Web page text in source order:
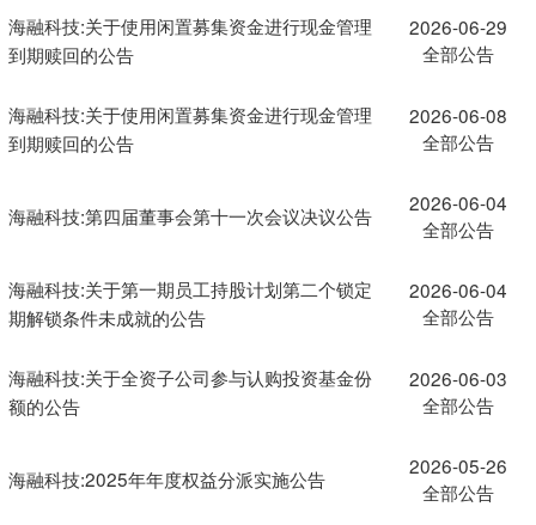
海融科技:关于使用闲置募集资金进行现金管理
到期赎回的公告
2026-06-29
全部公告
海融科技:关于使用闲置募集资金进行现金管理
到期赎回的公告
2026-06-08
全部公告
海融科技:第四届董事会第十一次会议决议公告
2026-06-04
全部公告
海融科技:关于第一期员工持股计划第二个锁定
期解锁条件未成就的公告
2026-06-04
全部公告
海融科技:关于全资子公司参与认购投资基金份
额的公告
2026-06-03
全部公告
海融科技:2025年年度权益分派实施公告
2026-05-26
全部公告